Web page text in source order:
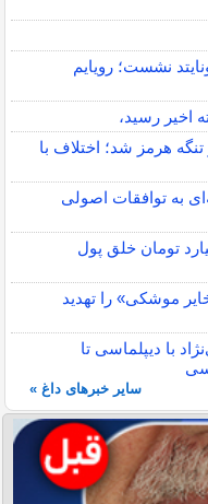
نشست؛ رویایم
هرمز شد؛ اختلاف با
به توافقات اصولی
بیش از 15 هزار میلیارد تومان خلق پول
موشکی» را تهدید
با دیپلماسی تا
سایر خبرهای داغ »